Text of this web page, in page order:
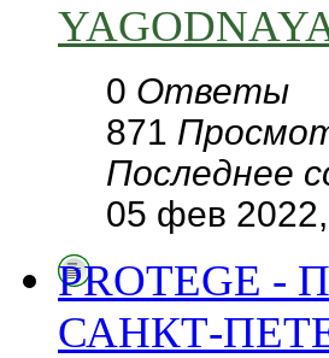
0 Ответы
871
Последнее
05 фев
PROTEGE
САНКТ-